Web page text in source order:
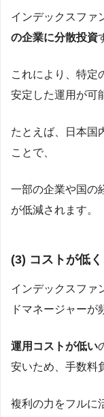
インデックスファ
の企業に分散投資
これにより、特定
安定した運用が可
たとえば、日本国
ことで、
一部の企業や国の
が低減されます。
(3) コストが低
インデックスファ
ドマネージャーが
運用コストが低い
安いため、手数料
複利の力をフルに